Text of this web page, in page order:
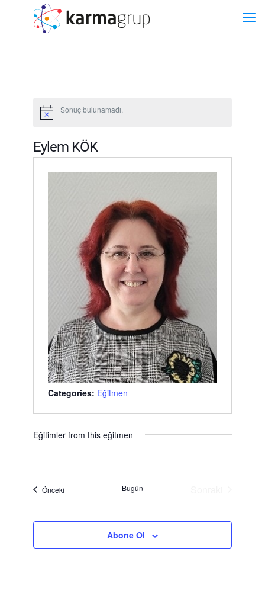
Sonuç bulunamadı.
Eylem KÖK
Categories: Eğitmen
Eğitimler from this eğitmen
Önceki Bugün
Abone Ol